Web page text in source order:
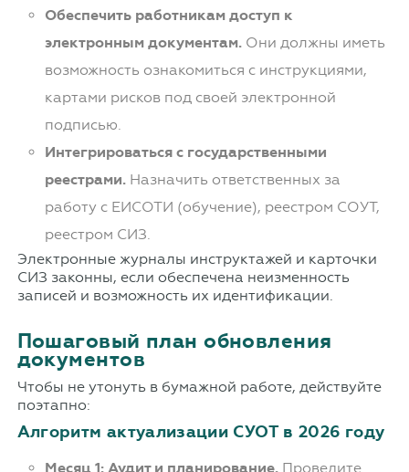
Обеспечить работникам доступ к
электронным документам.Они должны иметь
возможность ознакомиться с инструкциями,
картами рисков под своей электронной
подписью.
Интегрироваться с государственными
реестрами.Назначить ответственных за
работу с ЕИСОТИ (обучение), реестром СОУТ,
реестром СИЗ.
Электронные журналы инструктажей и карточки
СИЗ законны, если обеспечена неизменность
записей и возможность их идентификации.
Пошаговый план обновления
документов
Чтобы не утонуть в бумажной работе, действуйте
поэтапно:
Алгоритм актуализации СУОТ в 2026 году
Проведите